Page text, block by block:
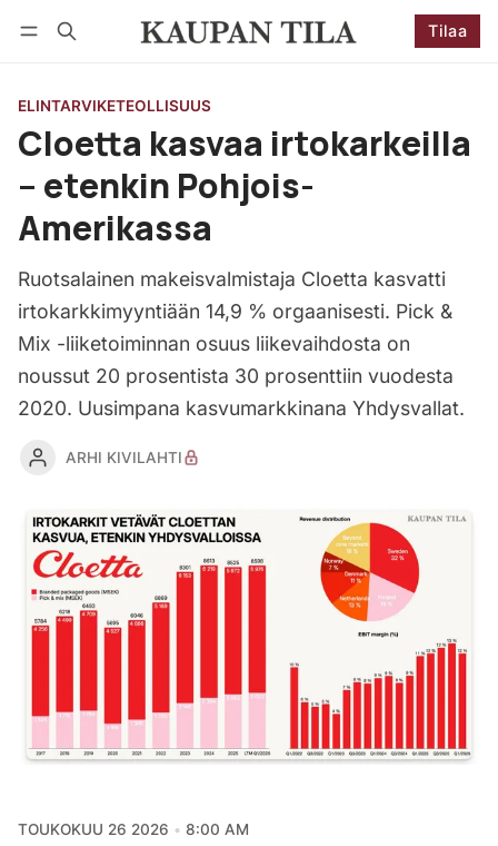
Tilaa
ELINTARVIKETEOLLISUUS
Cloetta kasvaa irtokarkeilla
– etenkin Pohjois-
Amerikassa
Ruotsalainen makeisvalmistaja Cloetta kasvatti
irtokarkkimyyntiään 14,9 % orgaanisesti. Pick &
Mix -liiketoiminnan osuus liikevaihdosta on
noussut 20 prosentista 30 prosenttiin vuodesta
2020. Uusimpana kasvumarkkinana Yhdysvallat.
ARHI KIVILAHTI
TOUKOKUU 26 2026 8:00 AM